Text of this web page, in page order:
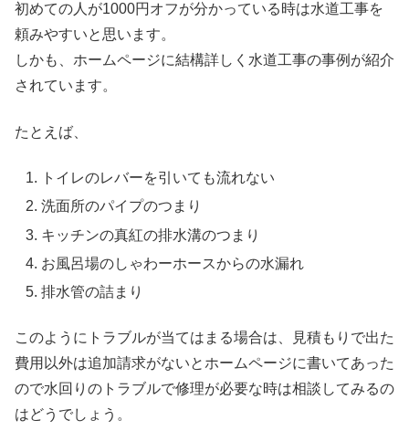
初めての人が1000円オフが分かっている時は水道工事を
頼みやすいと思います。
しかも、ホームページに結構詳しく水道工事の事例が紹介
されています。
たとえば、
トイレのレバーを引いても流れない
洗面所のパイプのつまり
キッチンの真紅の排水溝のつまり
お風呂場のしゃわーホースからの水漏れ
排水管の詰まり
このようにトラブルが当てはまる場合は、見積もりで出た
費用以外は追加請求がないとホームページに書いてあった
ので水回りのトラブルで修理が必要な時は相談してみるの
はどうでしょう。